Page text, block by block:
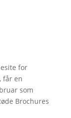
for
får en
som
Brochures